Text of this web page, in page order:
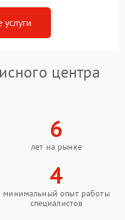
услуги
центра
6
лет на рынке
4
минимальный опыт работы
специалистов